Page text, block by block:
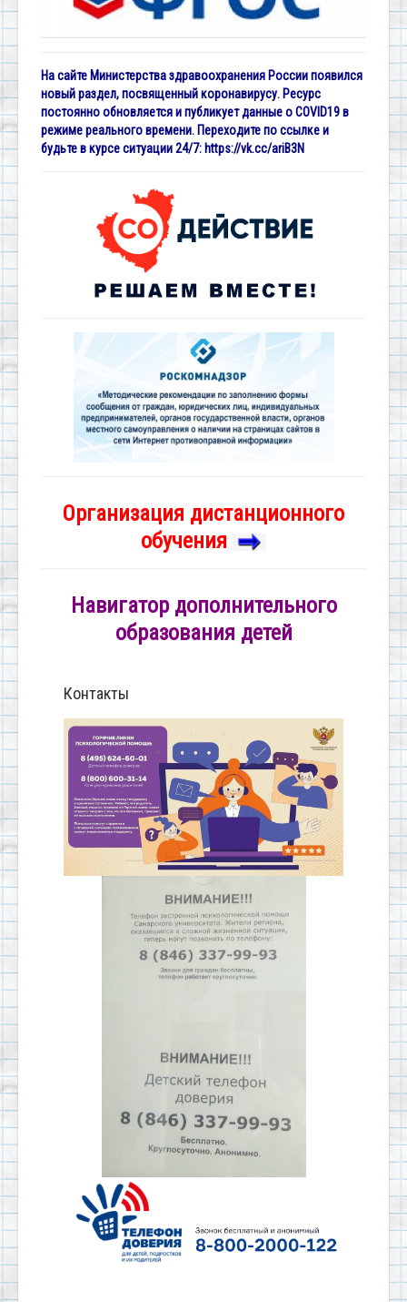
На сайте Министерства здравоохранения России появился
новый раздел, посвященный коронавирусу. Ресурс
постоянно обновляется и публикует данные о COVID19 в
режиме реального времени. Переходите по ссылке и
будьте в курсе ситуации 24/7: https://vk.cc/ariB3N
Организация дистанционного
обучения
Навигатор дополнительного
образования детей
Контакты